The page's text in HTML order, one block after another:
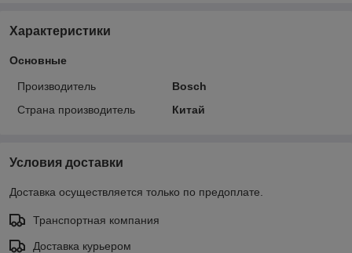
Характеристики
Основные
Производитель
Bosch
Страна производитель
Китай
Условия доставки
Доставка осуществляется только по предоплате.
Транспортная компания
Доставка курьером